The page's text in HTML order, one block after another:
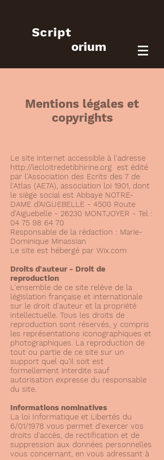
Script
orium
Mentions légales et
copyrights
Le site internet accessible à l'adresse
http://lecloitredetibhirine.org est édité
par l'Association des Ecrits des 7 de
l'Atlas (AE7A), association loi 1901, dont
le siège social est Abbaye NOTRE-
DAME d’AIGUEBELLE - 4500 Route
d'Aiguebelle - 26230 MONTJOYER - Tel :
04 75 98 64 70
Responsable de la rédaction : Marie-
Dominique Minassian
Le site est hébergé par Wix.com
Droits d'auteur - Droit de
reproduction
L'ensemble de ce site relève de la
législation française et internationale
sur le droit d'auteur et la propriété
intellectuelle. Tous les droits de
reproduction sont réservés, y compris
les représentations iconographiques et
photographiques. La reproduction de
tout ou partie de ce site sur un
support quel qu'il soit est
formellement interdite sauf
autorisation expresse du responsable
du site.
Informations nominatives
La loi Informatique et Libertés du
6/01/1978 vous permet d'exercer vos
droits d'accès, de rectification et de
suppression aux données personnelles
vous concernant, en vous adressant à